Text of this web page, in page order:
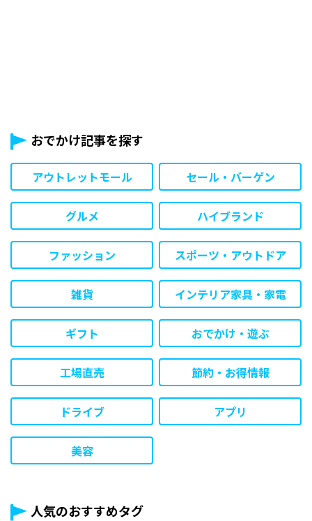
おでかけ記事を探す
アウトレットモール セール・バーゲン
グルメ ハイブランド
ファッション スポーツ・アウトドア
雑貨 インテリア家具・家電
ギフト おでかけ・遊ぶ
工場直売 節約・お得情報
ドライブ アプリ
美容
人気のおすすめタグ